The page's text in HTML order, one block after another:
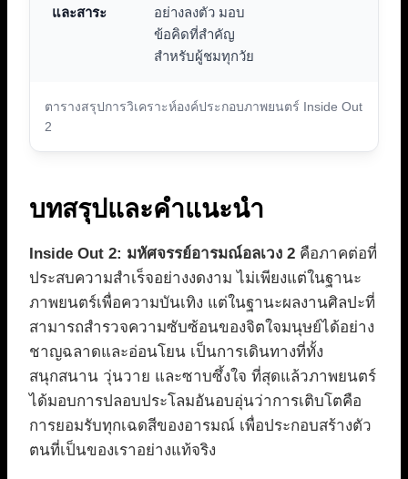
ตารางสรุปการวิเคราะห์องค์ประกอบภาพยนตร์ Inside Out
2
และสาระ
อย่างลงตัว มอบ
ข้อคิดที่สำคัญ
สำหรับผู้ชมทุกวัย
บทสรุปและคำแนะนำ
Inside Out 2: มหัศจรรย์อารมณ์อลเวง 2 คือภาคต่อที่
ประสบความสำเร็จอย่างงดงาม ไม่เพียงแต่ในฐานะ
ภาพยนตร์เพื่อความบันเทิง แต่ในฐานะผลงานศิลปะที่
สามารถสำรวจความซับซ้อนของจิตใจมนุษย์ได้อย่าง
ชาญฉลาดและอ่อนโยน เป็นการเดินทางที่ทั้ง
สนุกสนาน วุ่นวาย และซาบซึ้งใจ ที่สุดแล้วภาพยนตร์
ได้มอบการปลอบประโลมอันอบอุ่นว่าการเติบโตคือ
การยอมรับทุกเฉดสีของอารมณ์ เพื่อประกอบสร้างตัว
ตนที่เป็นของเราอย่างแท้จริง